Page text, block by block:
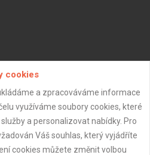
ARES dne 02.01.2024 00:00:12
informace
cookies
a zpracováváme informace
využíváme soubory cookies, které
a personalizovat nabídky. Pro
Váš souhlas, který vyjádříte
cookies můžete změnit volbou